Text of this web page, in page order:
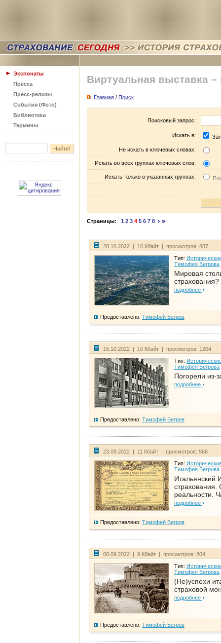
Экспонаты
Пресса
Пресс-релизы
События (Фото)
Библиотека
Термины
Виртуальная выставка –
Главная / Поиск
Поисковый запрос:
Искать в:
Не искать в ключевых словах:
Искать во всех группах ключевых слов:
Искать только в указанных группах:
Страницы: 1 2 3 4 5 6 7 8
28.10.2022 | 10 Кбайт | просмотров: 887
Тип:
Тимофея Бегрова
Мировая
страхования?
подробнее
Предоставлено: Тимофей Бегров
15.10.2022 | 10 Кбайт | просмотров: 1204
Тип:
Тимофея Бегрова
Погорели из-
подробнее
Предоставлено: Тимофей Бегров
23.09.2022 | 11 Кбайт | просмотров: 568
Тип:
Тимофея Бегрова
Итальянский
страхования.
реальности.
подробнее
Предоставлено: Тимофей Бегров
08.09.2022 | 9 Кбайт | просмотров: 804
Тип:
Тимофея Бегрова
(Не)успехи
страховой
подробнее
Предоставлено: Тимофей Бегров